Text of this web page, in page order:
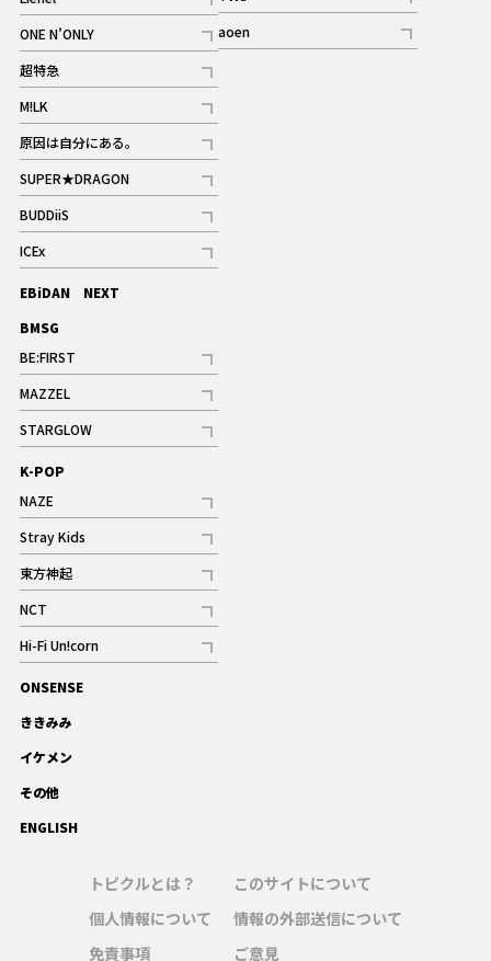
記事
ONE N’ONLY
記事
超特急
記事
M!LK
記事
原因は自分にある。
記事
SUPER★DRAGON
記事
BUDDiiS
記事
ICEx
記事
EBiDAN NEXT
BMSG
BE:FIRST
記事
ギャラリー
MAZZEL
記事
ギャラリー
STARGLOW
記事
記事
aoen
記事
K-POP
NAZE
記事
Stray Kids
記事
東方神起
記事
NCT
記事
Hi-Fi Un!corn
記事
ギャラリー
ONSENSE
ききみみ
イケメン
その他
ENGLISH
トピクルとは？
個人情報について
免責事項
このサイトについて
情報の外部送信について
ご意見